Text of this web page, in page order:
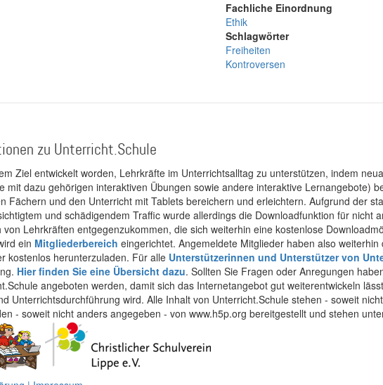
Fachliche Einordnung
Ethik
Schlagwörter
Freiheiten
Kontroversen
zu Unterricht.Schule
Ziel entwickelt worden, Lehrkräfte im Unterrichtsalltag zu unterstützen, indem
mit dazu gehörigen interaktiven Übungen sowie andere interaktive Lernangebote)
Fächern und den Unterricht mit Tablets bereichern und erleichtern. Aufgrund der
und schädigendem Traffic wurde allerdings die Downloadfunktion für nicht
Lehrkräften entgegenzukommen, die sich weiterhin eine kostenlose
ein Mitgliederbereich eingerichtet. Angemeldete Mitglieder haben also
kostenlos herunterzuladen. Für alle Unterstützerinnen und Unterstützer von
Hier finden Sie eine Übersicht dazu. Sollten Sie Fragen oder Anregungen
angeboten werden, damit sich das Internetangebot gut weiterentwickeln
Unterrichtsdurchführung wird. Alle Inhalt von Unterricht.Schule stehen - soweit
- soweit nicht anders angegeben - von www.h5p.org bereitgestellt und stehen